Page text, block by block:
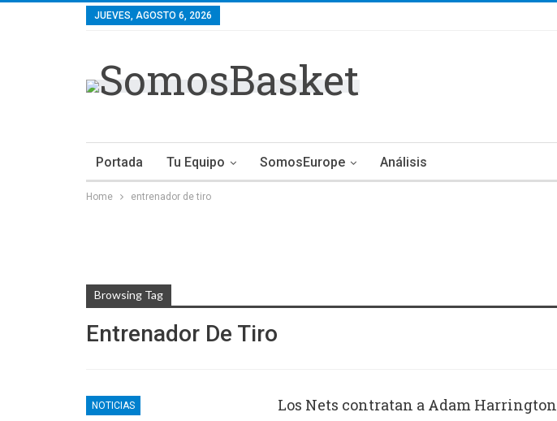
JUEVES, AGOSTO 6, 2026
Portada Tu Equipo SomosEurope Análisis
Home entrenador de tiro
Browsing Tag
Entrenador De Tiro
NOTICIAS Los Nets contratan a Adam Harrington